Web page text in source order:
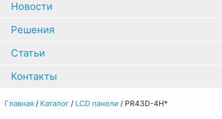
Новости
Решения
Статьи
Контакты
Главная/ Каталог/ LCD панели / PR43D-4H*